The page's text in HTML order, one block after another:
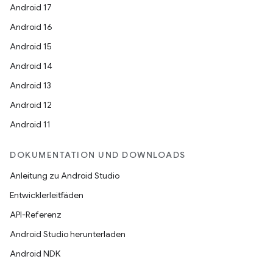
Android 17
Android 16
Android 15
Android 14
Android 13
Android 12
Android 11
DOKUMENTATION UND DOWNLOADS
Anleitung zu Android Studio
Entwicklerleitfäden
API-Referenz
Android Studio herunterladen
Android NDK